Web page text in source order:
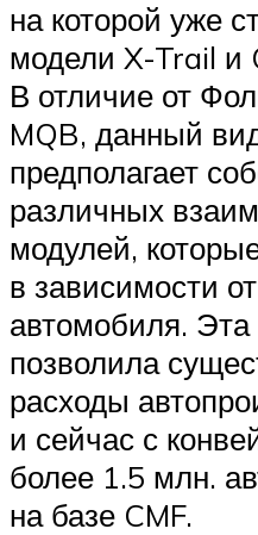
на которой уже
модели X-Trail и
В отличие от
MQB, данный
предполагает
различных
модулей,
в зависимости
автомобиля.
позволила
расходы
и сейчас с
более 1.5 млн.
на базе CMF.